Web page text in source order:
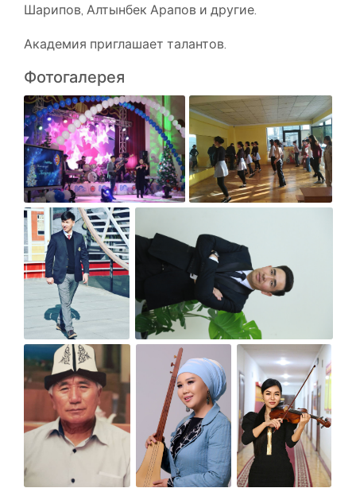
Шарипов, Алтынбек Арапов и другие.
Академия приглашает талантов.
Фотогалерея